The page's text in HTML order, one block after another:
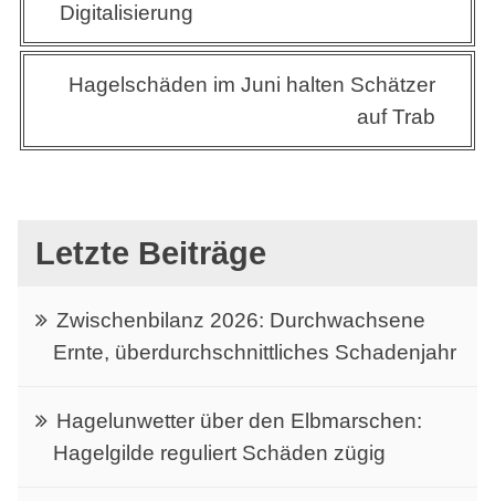
Digitalisierung
Hagelschäden im Juni halten Schätzer
auf Trab
Letzte Beiträge
Zwischenbilanz 2026: Durchwachsene
Ernte, überdurchschnittliches Schadenjahr
Hagelunwetter über den Elbmarschen:
Hagelgilde reguliert Schäden zügig